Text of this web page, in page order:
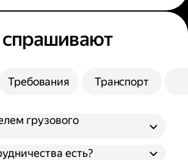
спрашивают
Требования Транспорт
грузового
есть?